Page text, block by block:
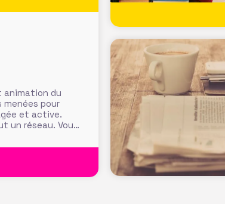
animation du
menées pour
et active.
un réseau. Vous,